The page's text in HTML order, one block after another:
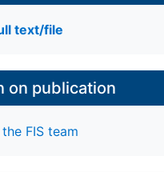
text/file
on publication
FIS team